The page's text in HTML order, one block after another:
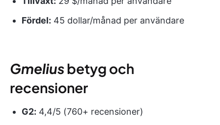
Fördel: 45 dollar/månad per användare
Gmeliusbetyg och
recensioner
G2: 4,4/5 (760+ recensioner)